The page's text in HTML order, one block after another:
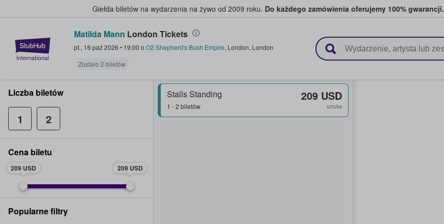
Giełda biletów na wydarzenia na żywo od 2009 roku. Do każdego zamówienia oferujemy 100% gwarancji.
StubHub — miejsce, w którym fani i kibice kupują i sprzedają bilety
Matilda Mann London Tickets
pt., 16 paź 2026 • 19:00 o O2 Shepherd's Bush Empire, London, London
Zostało 2 biletów
Stalls Standing
1 - 2 biletów
209 USD
sztuka
Liczba biletów
1 2
Cena biletu
209 USD 209 USD
Popularne filtry